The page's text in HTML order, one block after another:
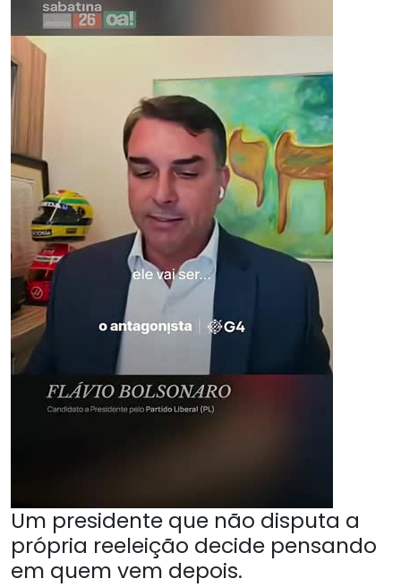
Um presidente que não disputa a
própria reeleição decide pensando
em quem vem depois.